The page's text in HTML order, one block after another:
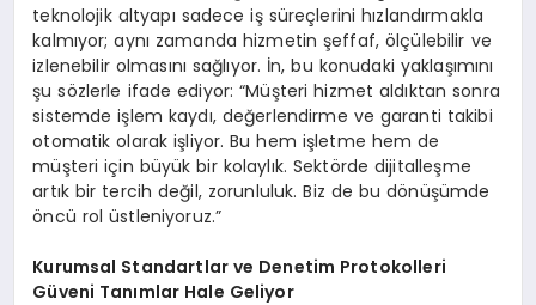
teknolojik altyapı sadece iş süreçlerini hızlandırmakla
kalmıyor; aynı zamanda hizmetin şeffaf, ölçülebilir ve
izlenebilir olmasını sağlıyor. İn, bu konudaki yaklaşımını
şu sözlerle ifade ediyor: “Müşteri hizmet aldıktan sonra
sistemde işlem kaydı, değerlendirme ve garanti takibi
otomatik olarak işliyor. Bu hem işletme hem de
müşteri için büyük bir kolaylık. Sektörde dijitalleşme
artık bir tercih değil, zorunluluk. Biz de bu dönüşümde
öncü rol üstleniyoruz.”
Kurumsal Standartlar ve Denetim Protokolleri
Güveni Tanımlar Hale Geliyor